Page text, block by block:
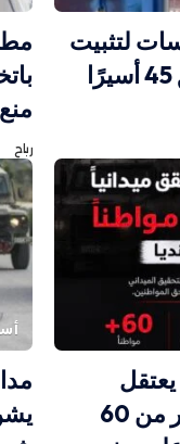
لتثبيت
رباح
يعتقل
ويحقق ميدانياً مع أكثر من 60